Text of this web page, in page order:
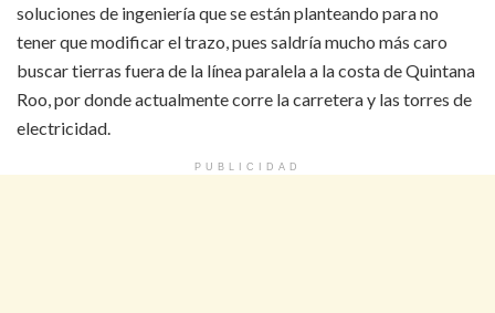
soluciones de ingeniería que se están planteando para no
tener que modificar el trazo, pues saldría mucho más caro
buscar tierras fuera de la línea paralela a la costa de Quintana
Roo, por donde actualmente corre la carretera y las torres de
electricidad.
PUBLICIDAD